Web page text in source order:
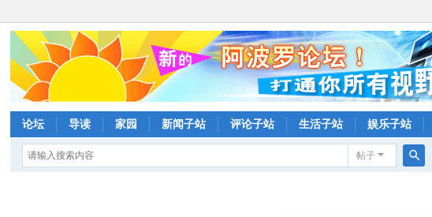
论坛 导读 家园 新闻子站 评论子站 生活子站 娱乐子站
帖子